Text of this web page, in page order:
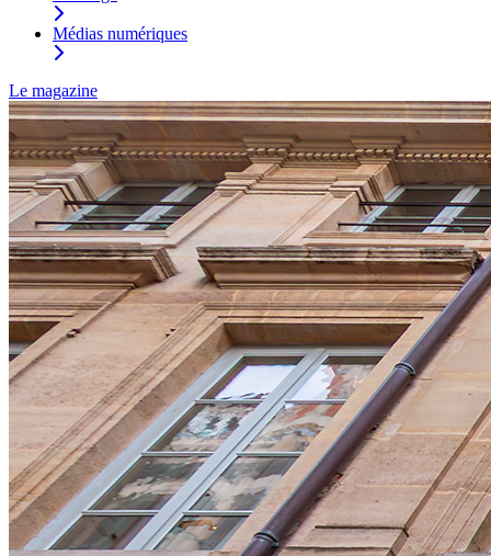
Médias numériques
Le magazine